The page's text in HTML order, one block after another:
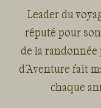
Leader du
réputé pour
de la
d'Aventure fait
chaque